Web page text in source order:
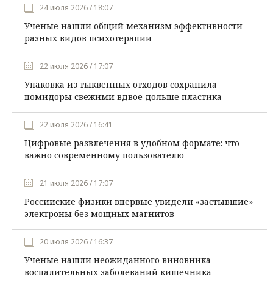
24 июля 2026 / 18:07
Ученые нашли общий механизм эффективности
разных видов психотерапии
22 июля 2026 / 17:07
Упаковка из тыквенных отходов сохранила
помидоры свежими вдвое дольше пластика
22 июля 2026 / 16:41
Цифровые развлечения в удобном формате: что
важно современному пользователю
21 июля 2026 / 17:07
Российские физики впервые увидели «застывшие»
электроны без мощных магнитов
20 июля 2026 / 16:37
Ученые нашли неожиданного виновника
воспалительных заболеваний кишечника